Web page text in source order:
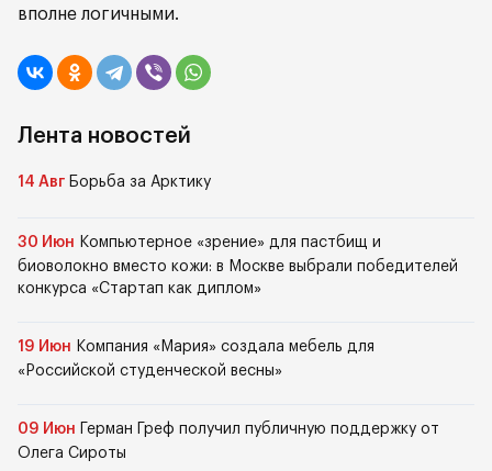
вполне логичными.
Лента новостей
14 Авг Борьба за Арктику
30 Июн Компьютерное «зрение» для пастбищ и
биоволокно вместо кожи: в Москве выбрали победителей
конкурса «Стартап как диплом»
19 Июн Компания «Мария» создала мебель для
«Российской студенческой весны»
09 Июн
Герман Греф получил публичную поддержку от
Олега Сироты